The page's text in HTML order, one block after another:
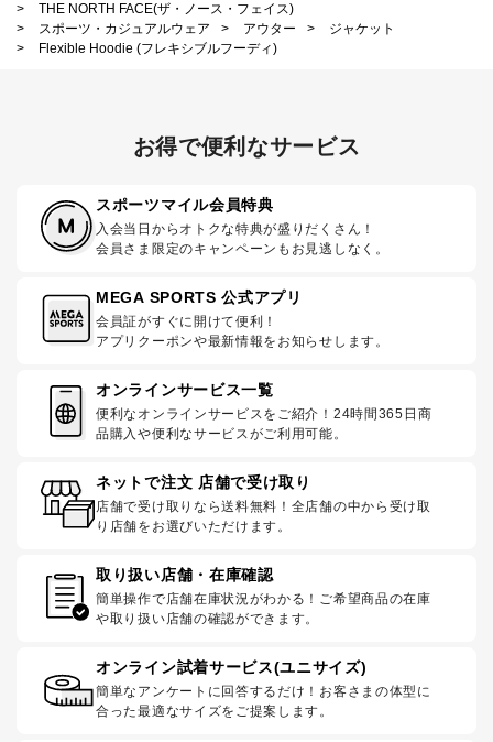
>
THE NORTH FACE(ザ・ノース・フェイス)
>
スポーツ・カジュアルウェア > アウター >
ジャケット
>
Flexible Hoodie (フレキシブルフーディ)
お得で便利なサービス
スポーツマイル会員特典
入会当日からオトクな特典が盛りだくさん！
会員さま限定のキャンペーンもお見逃しなく。
MEGA SPORTS 公式アプリ
会員証がすぐに開けて便利！
アプリクーポンや最新情報をお知らせします。
オンラインサービス一覧
便利なオンラインサービスをご紹介！24時間365日商
品購入や便利なサービスがご利用可能。
ネットで注文 店舗で受け取り
店舗で受け取りなら送料無料！全店舗の中から受け取
り店舗をお選びいただけます。
取り扱い店舗・在庫確認
簡単操作で店舗在庫状況がわかる！ご希望商品の在庫
や取り扱い店舗の確認ができます。
オンライン試着サービス(ユニサイズ)
簡単なアンケートに回答するだけ！お客さまの体型に
合った最適なサイズをご提案します。